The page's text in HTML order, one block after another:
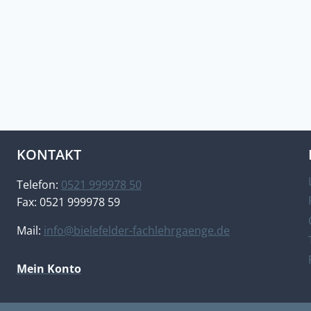
KONTAKT
Telefon: 0521 999978 50
Fax: 0521 999978 59
Mail: info@bielefelder-fachlehrgaenge.de
Mein Konto